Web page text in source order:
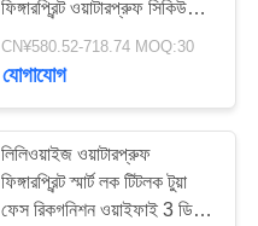
18
ফিঙ্গারপ্রিন্ট ওয়াটারপ্রুফ সিকিউরিটি
ফেসিয়াল রিকগনিশন স্মার্ট লক
CN¥580.52-718.74 MOQ:30
যোগাযোগ
লিলিওয়াইজ ওয়াটারপ্রুফ
ফিঙ্গারপ্রিন্ট স্মার্ট লক টিটলক টুয়া
ফেস রিকগনিশন ওয়াইফাই 3 ডি